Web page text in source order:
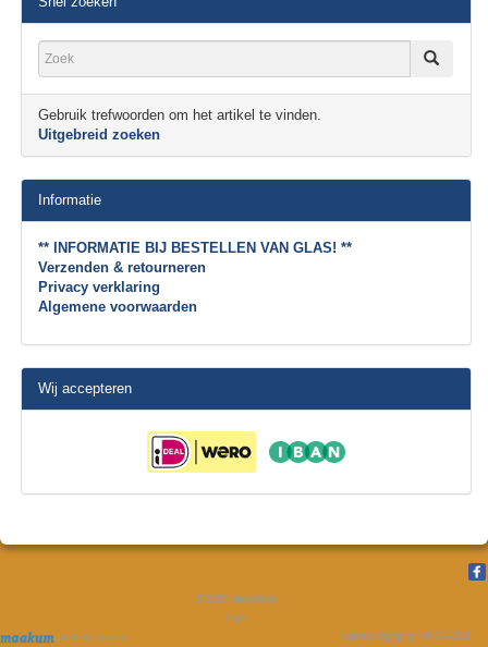
Gebruik trefwoorden om het artikel te vinden.
Uitgebreid zoeken
Informatie
** INFORMATIE BIJ BESTELLEN VAN GLAS! **
Verzenden & retourneren
Privacy verklaring
Algemene voorwaarden
Wij accepteren
website maken
470685 bezoekers
login
laatste wijziging: 06-08-2026